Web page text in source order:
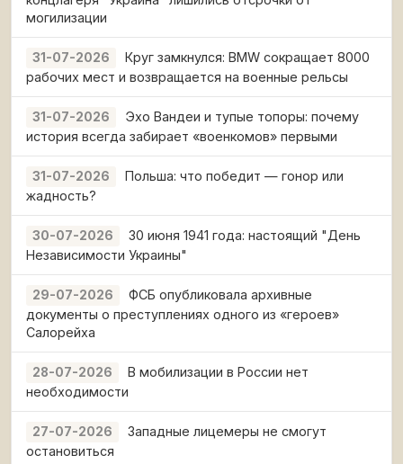
могилизации
31-07-2026
Круг замкнулся: BMW сокращает 8000
рабочих мест и возвращается на военные рельсы
31-07-2026
Эхо Вандеи и тупые топоры: почему
история всегда забирает «военкомов» первыми
31-07-2026
Польша: что победит — гонор или
жадность?
30-07-2026
30 июня 1941 года: настоящий "День
Независимости Украины"
29-07-2026
ФСБ опубликовала архивные
документы о преступлениях одного из «героев»
Салорейха
28-07-2026
В мобилизации в России нет
необходимости
27-07-2026
Западные лицемеры не смогут
остановиться